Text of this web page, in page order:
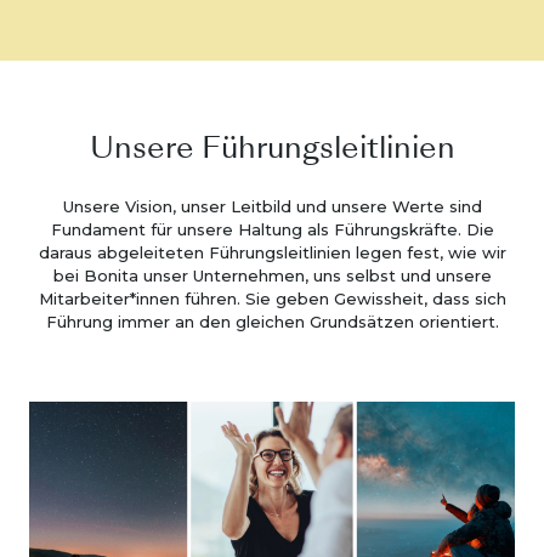
Unsere Führungsleitlinien
Unsere Vision, unser Leitbild und unsere Werte sind
Fundament für unsere Haltung als Führungskräfte. Die
daraus abgeleiteten Führungsleitlinien legen fest, wie wir
bei Bonita unser Unternehmen, uns selbst und unsere
Mitarbeiter*innen führen. Sie geben Gewissheit, dass sich
Führung immer an den gleichen Grundsätzen orientiert.